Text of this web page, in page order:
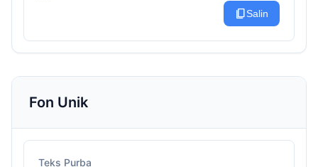
content_copySalin
Fon Unik
Teks Purba